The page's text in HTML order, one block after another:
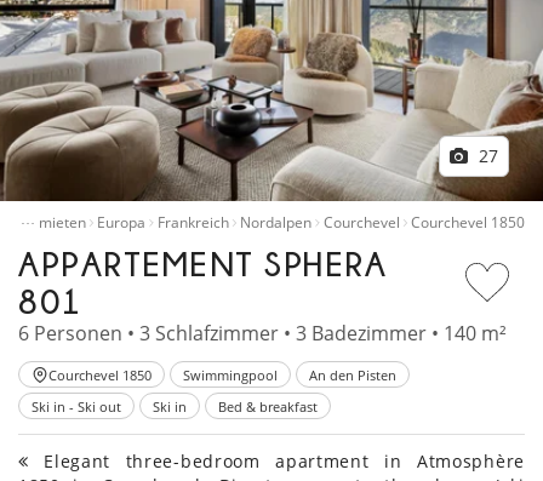
27
… mieten Europa Frankreich Nordalpen Courchevel Courchevel 1850
APPARTEMENT SPHERA
801
6 Personen • 3 Schlafzimmer • 3 Badezimmer • 140 m²
Courchevel 1850 Swimmingpool
An den Pisten
Ski in - Ski out
Ski in Bed & breakfast
Elegant three-bedroom apartment in Atmosphère